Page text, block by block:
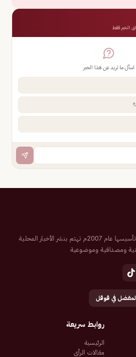
الخبر فقط
اسأل ما تريد عن هذا الخبر
صحيفة إلكترونية سعودية تم تأسيسها عام 2007م تهتم بنشر الأخبار المحلية
ومصداقية وموضوعية
في قوقل
روابط سريعة
الرئيسية
مقالات الرأي